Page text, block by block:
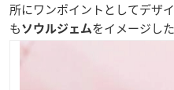
所にワンポイントとしてデザ
も ソウルジェムをイメージし